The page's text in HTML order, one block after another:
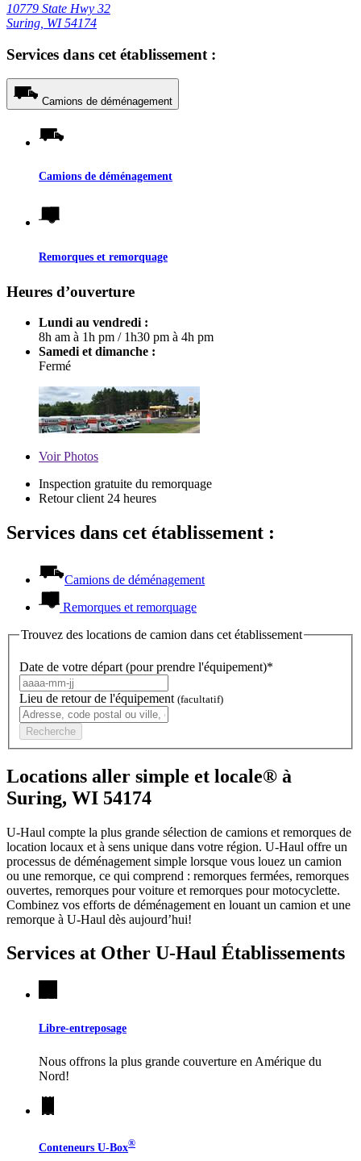
10779 State Hwy 32
Suring, WI 54174
Services dans cet établissement :
Camions de déménagement
Camions de déménagement
Remorques et remorquage
Heures d’ouverture
Lundi au vendredi :
8h am à 1h pm / 1h30 pm à 4h pm
Samedi et dimanche :
Fermé
VoirPhotos
Inspection gratuite du remorquage
Retour client 24 heures
Services dans cet établissement :
Camions de déménagement
Remorques et remorquage
Trouvez des locations de camion dans cet établissement
Date de votre départ (pour prendre l'équipement)*
Lieu de retour de l'équipement (facultatif)
Recherche
Locations aller simple et locale® à
Suring, WI 54174
U-Haul compte la plus grande sélection de camions et remorques de
location locaux et à sens unique dans votre région. U-Haul offre un
processus de déménagement simple lorsque vous louez un camion
ou une remorque, ce qui comprend : remorques fermées, remorques
ouvertes, remorques pour voiture et remorques pour motocyclette.
Combinez vos efforts de déménagement en louant un camion et une
remorque à U-Haul dès aujourd’hui!
Services at Other U-Haul Établissements
Libre-entreposage
Nous offrons la plus grande couverture en Amérique du
Nord!
Conteneurs U-Box®